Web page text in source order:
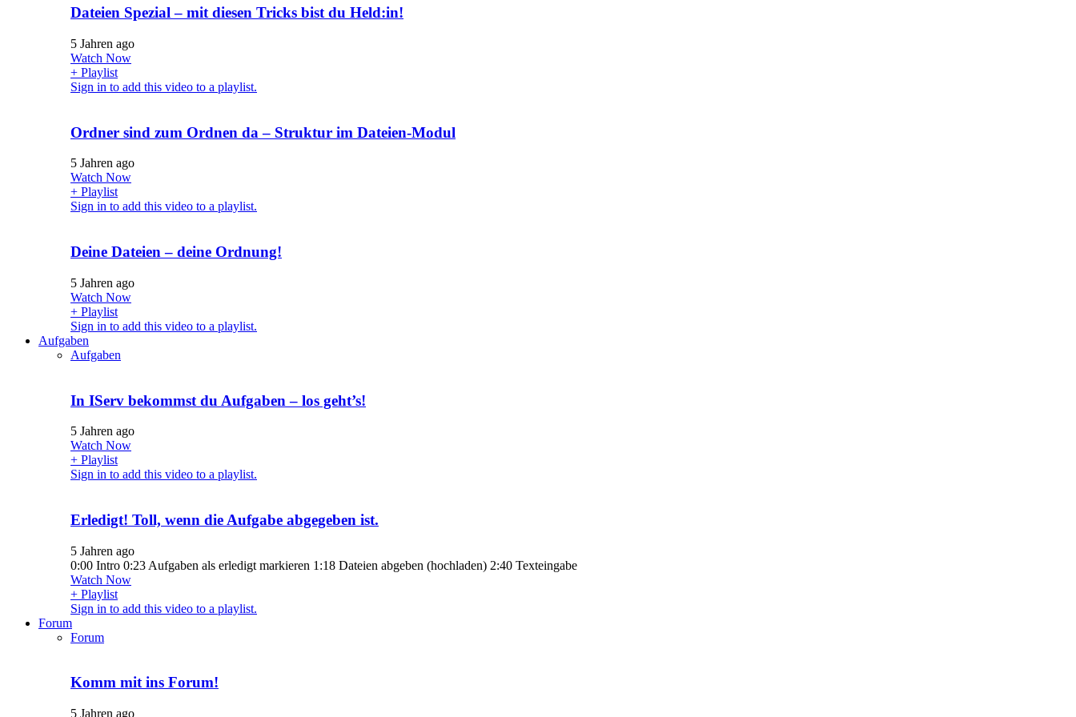
Dateien Spezial – mit diesen Tricks bist du Held:in!
5 Jahren ago
Watch Now
+ Playlist
Sign in to add this video to a playlist.
Ordner sind zum Ordnen da – Struktur im Dateien-Modul
5 Jahren ago
Watch Now
+ Playlist
Sign in to add this video to a playlist.
Deine Dateien – deine Ordnung!
5 Jahren ago
Watch Now
+ Playlist
Sign in to add this video to a playlist.
Aufgaben
Aufgaben
In IServ bekommst du Aufgaben – los geht’s!
5 Jahren ago
Watch Now
+ Playlist
Sign in to add this video to a playlist.
Erledigt! Toll, wenn die Aufgabe abgegeben ist.
5 Jahren ago
0:00 Intro 0:23 Aufgaben als erledigt markieren 1:18 Dateien abgeben (hochladen) 2:40 Texteingabe
Watch Now
+ Playlist
Sign in to add this video to a playlist.
Forum
Forum
Komm mit ins Forum!
5 Jahren ago